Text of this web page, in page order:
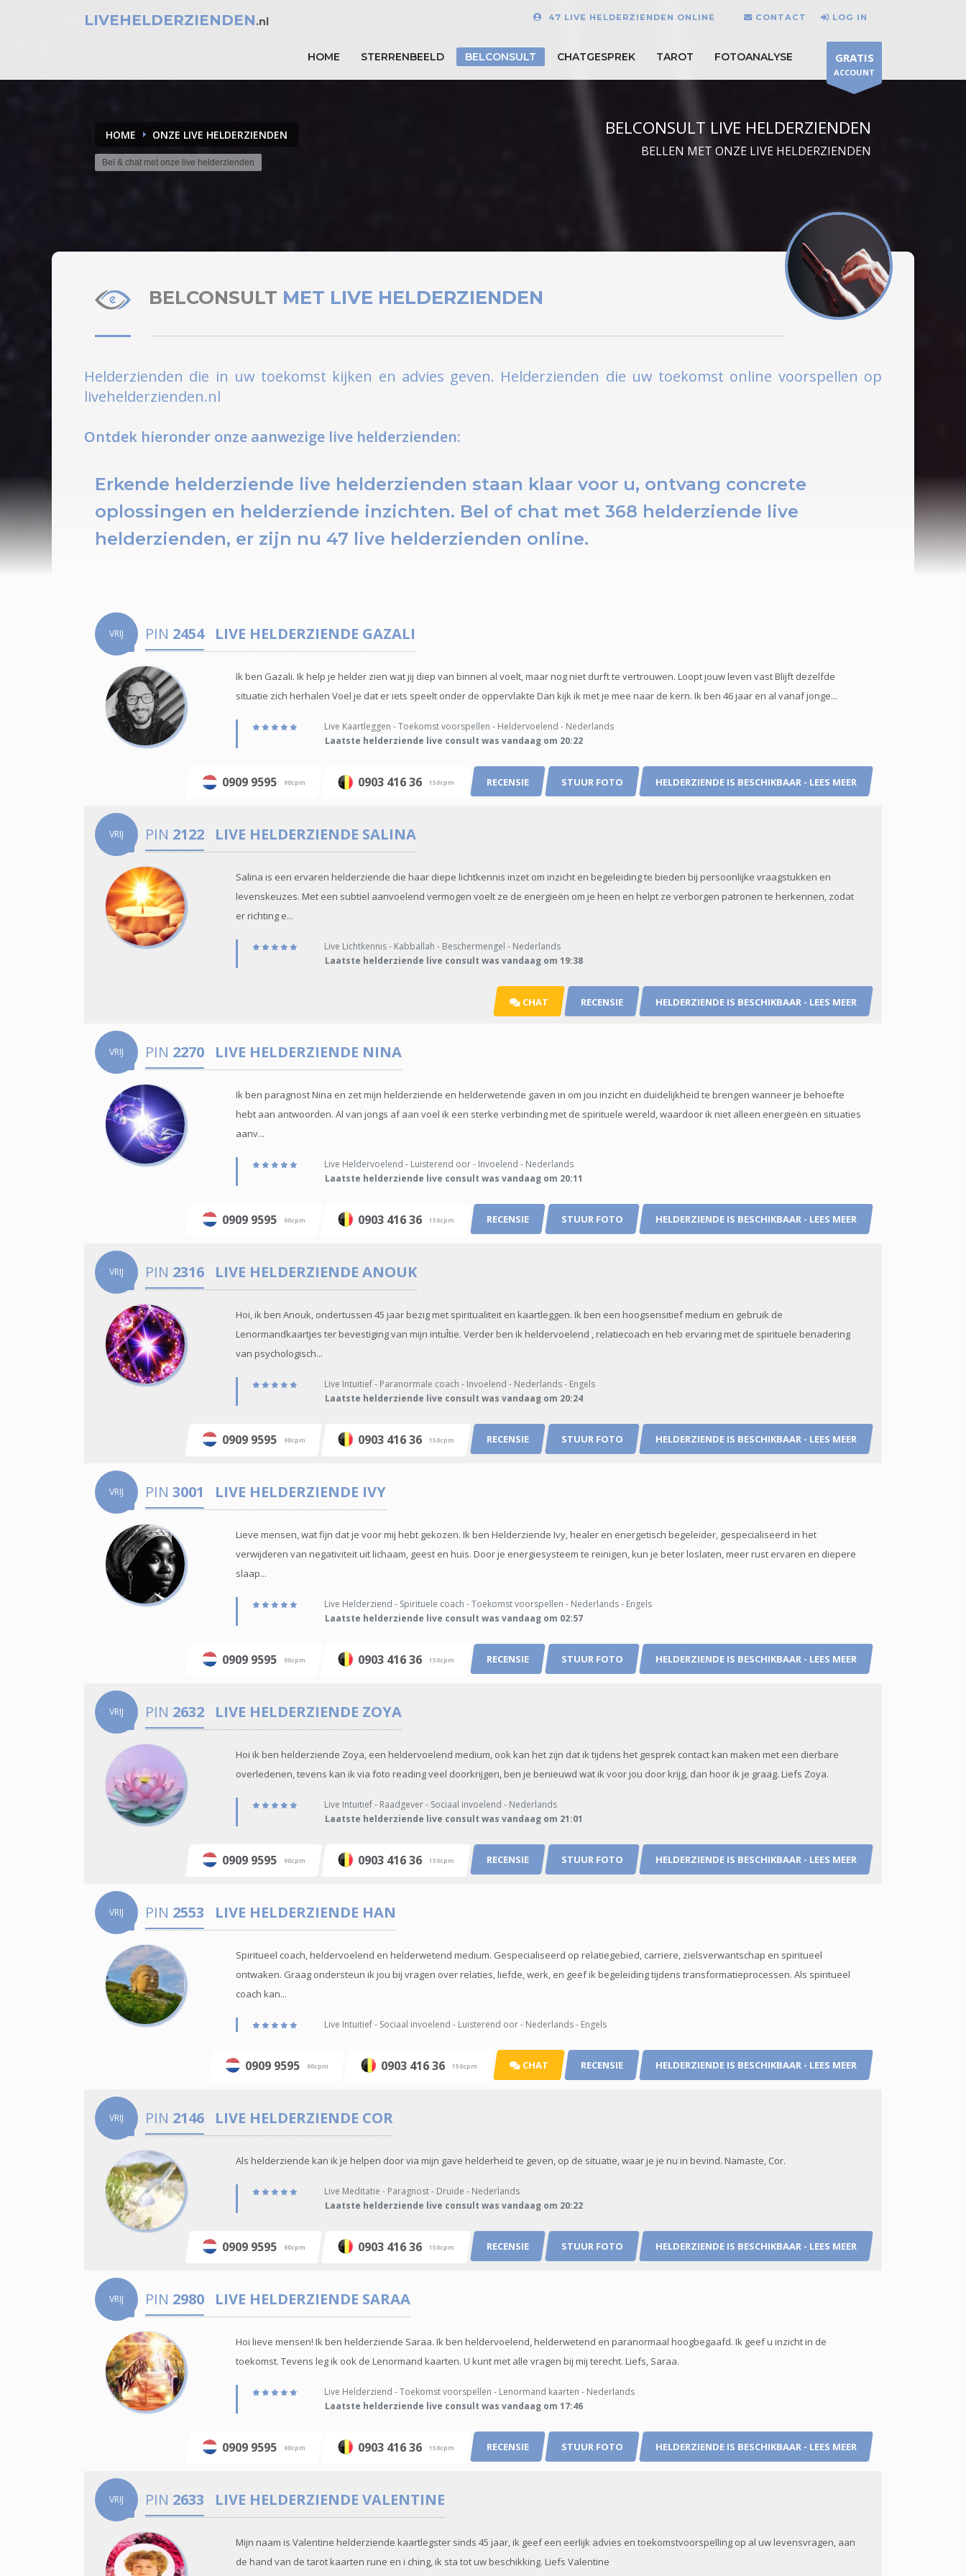
LIVEHELDERZIENDEN.nl 47 LIVE HELDERZIENDEN ONLINE CONTACT LOG IN
HOME STERRENBEELD BELCONSULT CHATGESPREK TAROT FOTOANALYSE GRATIS
ACCOUNT
HOME ONZE LIVE HELDERZIENDEN
Bel & chat met onze live helderzienden
BELCONSULT LIVE HELDERZIENDEN
BELLEN MET ONZE LIVE HELDERZIENDEN
BELCONSULT MET LIVE HELDERZIENDEN
Helderzienden die in uw toekomst kijken en advies geven. Helderzienden die uw toekomst online voorspellen op
livehelderzienden.nl
Ontdek hieronder onze aanwezige live helderzienden:
Erkende helderziende live helderzienden staan klaar voor u, ontvang concrete
oplossingen en helderziende inzichten. Bel of chat met 368 helderziende live
helderzienden, er zijn nu 47 live helderzienden online.
VRIJ PIN 2454 LIVE HELDERZIENDE GAZALI
Ik ben Gazali. Ik help je helder zien wat jij diep van binnen al voelt, maar nog niet durft te vertrouwen. Loopt jouw leven vast Blijft dezelfde
situatie zich herhalen Voel je dat er iets speelt onder de oppervlakte Dan kijk ik met je mee naar de kern. Ik ben 46 jaar en al vanaf jonge...
Live Kaartleggen - Toekomst voorspellen - Heldervoelend - Nederlands
Laatste helderziende live consult was vandaag om 20:22
0909 9595 90cpm 0903 416 36 150cpm RECENSIE STUUR FOTO HELDERZIENDE IS BESCHIKBAAR - LEES MEER
VRIJ PIN 2122 LIVE HELDERZIENDE SALINA
Salina is een ervaren helderziende die haar diepe lichtkennis inzet om inzicht en begeleiding te bieden bij persoonlijke vraagstukken en
levenskeuzes. Met een subtiel aanvoelend vermogen voelt ze de energieën om je heen en helpt ze verborgen patronen te herkennen, zodat
er richting e...
Live Lichtkennis - Kabballah - Beschermengel - Nederlands
Laatste helderziende live consult was vandaag om 19:38
CHAT RECENSIE HELDERZIENDE IS BESCHIKBAAR - LEES MEER
VRIJ PIN 2270 LIVE HELDERZIENDE NINA
Ik ben paragnost Nina en zet mijn helderziende en helderwetende gaven in om jou inzicht en duidelijkheid te brengen wanneer je behoefte
hebt aan antwoorden. Al van jongs af aan voel ik een sterke verbinding met de spirituele wereld, waardoor ik niet alleen energieën en situaties
aanv...
Live Heldervoelend - Luisterend oor - Invoelend - Nederlands
Laatste helderziende live consult was vandaag om 20:11
0909 9595 90cpm 0903 416 36 150cpm RECENSIE STUUR FOTO HELDERZIENDE IS BESCHIKBAAR - LEES MEER
VRIJ PIN 2316 LIVE HELDERZIENDE ANOUK
Hoi, ik ben Anouk, ondertussen 45 jaar bezig met spiritualiteit en kaartleggen. Ik ben een hoogsensitief medium en gebruik de
Lenormandkaartjes ter bevestiging van mijn intuÎtie. Verder ben ik heldervoelend , relatiecoach en heb ervaring met de spirituele benadering
van psychologisch...
Live Intuitief - Paranormale coach - Invoelend - Nederlands - Engels
Laatste helderziende live consult was vandaag om 20:24
0909 9595 90cpm 0903 416 36 150cpm RECENSIE STUUR FOTO HELDERZIENDE IS BESCHIKBAAR - LEES MEER
VRIJ PIN 3001 LIVE HELDERZIENDE IVY
Lieve mensen, wat fijn dat je voor mij hebt gekozen. Ik ben Helderziende Ivy, healer en energetisch begeleider, gespecialiseerd in het
verwijderen van negativiteit uit lichaam, geest en huis. Door je energiesysteem te reinigen, kun je beter loslaten, meer rust ervaren en diepere
slaap...
Live Helderziend - Spirituele coach - Toekomst voorspellen - Nederlands - Engels
Laatste helderziende live consult was vandaag om 02:57
0909 9595 90cpm 0903 416 36 150cpm RECENSIE STUUR FOTO HELDERZIENDE IS BESCHIKBAAR - LEES MEER
VRIJ PIN 2632 LIVE HELDERZIENDE ZOYA
Hoi ik ben helderziende Zoya, een heldervoelend medium, ook kan het zijn dat ik tijdens het gesprek contact kan maken met een dierbare
overledenen, tevens kan ik via foto reading veel doorkrijgen, ben je benieuwd wat ik voor jou door krijg, dan hoor ik je graag. Liefs Zoya.
Live Intuitief - Raadgever - Sociaal invoelend - Nederlands
Laatste helderziende live consult was vandaag om 21:01
0909 9595 90cpm 0903 416 36 150cpm RECENSIE STUUR FOTO HELDERZIENDE IS BESCHIKBAAR - LEES MEER
VRIJ PIN 2553 LIVE HELDERZIENDE HAN
Spiritueel coach, heldervoelend en helderwetend medium. Gespecialiseerd op relatiegebied, carriere, zielsverwantschap en spiritueel
ontwaken. Graag ondersteun ik jou bij vragen over relaties, liefde, werk, en geef ik begeleiding tijdens transformatieprocessen. Als spiritueel
coach kan...
Live Intuitief - Sociaal invoelend - Luisterend oor - Nederlands - Engels
0909 9595 90cpm 0903 416 36 150cpm CHAT RECENSIE HELDERZIENDE IS BESCHIKBAAR - LEES MEER
VRIJ PIN 2146 LIVE HELDERZIENDE COR
Als helderziende kan ik je helpen door via mijn gave helderheid te geven, op de situatie, waar je je nu in bevind. Namaste, Cor.
Live Meditatie - Paragnost - Druide - Nederlands
Laatste helderziende live consult was vandaag om 20:22
0909 9595 90cpm 0903 416 36 150cpm RECENSIE STUUR FOTO HELDERZIENDE IS BESCHIKBAAR - LEES MEER
VRIJ PIN 2980 LIVE HELDERZIENDE SARAA
Hoi lieve mensen! Ik ben helderziende Saraa. Ik ben heldervoelend, helderwetend en paranormaal hoogbegaafd. Ik geef u inzicht in de
toekomst. Tevens leg ik ook de Lenormand kaarten. U kunt met alle vragen bij mij terecht. Liefs, Saraa.
Live Helderziend - Toekomst voorspellen - Lenormand kaarten - Nederlands
Laatste helderziende live consult was vandaag om 17:46
0909 9595 90cpm 0903 416 36 150cpm RECENSIE STUUR FOTO HELDERZIENDE IS BESCHIKBAAR - LEES MEER
VRIJ PIN 2633 LIVE HELDERZIENDE VALENTINE
Mijn naam is Valentine helderziende kaartlegster sinds 45 jaar, ik geef een eerlijk advies en toekomstvoorspelling op al uw levensvragen, aan
de hand van de tarot kaarten rune en i ching, ik sta tot uw beschikking. Liefs Valentine